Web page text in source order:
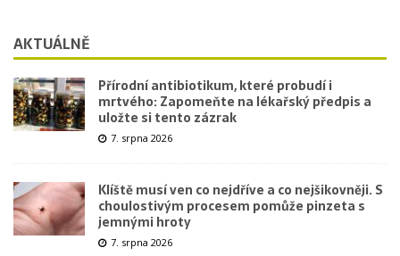
AKTUÁLNĚ
Přírodní antibiotikum, které probudí i
mrtvého: Zapomeňte na lékařský předpis a
uložte si tento zázrak
7. srpna 2026
Klíště musí ven co nejdříve a co nejšikovněji. S
choulostivým procesem pomůže pinzeta s
jemnými hroty
7. srpna 2026